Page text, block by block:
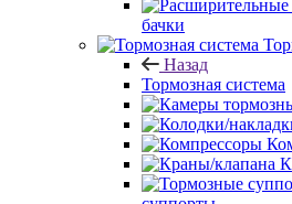
бачки
Назад
Тормозная система